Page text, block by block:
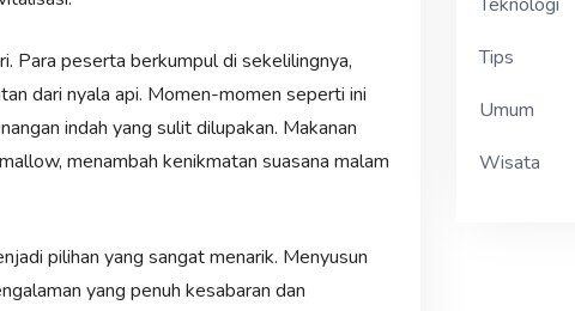
Para peserta berkumpul di sekelilingnya,
dari nyala api. Momen-momen seperti ini
indah yang sulit dilupakan. Makanan
menambah kenikmatan suasana malam
pilihan yang sangat menarik. Menyusun
yang penuh kesabaran dan
Teknologi
Tips
Umum
Wisata